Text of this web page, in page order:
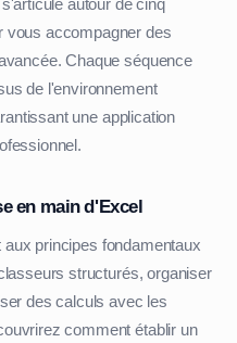
autour de cinq
vous accompagner des
Chaque séquence
de l'environnement
une application
en main d'Excel
principes fondamentaux
structurés, organiser
des calculs avec les
comment établir un